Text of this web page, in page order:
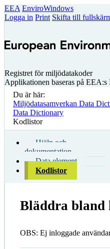
EEA EnviroWindows
Logga in Print Skifta till
Registret för miljödatakoder
Applikationen baseras på
Du är här:
Miljödatasamverkan Data
Data Dictionary
Kodlistor
Hjälp och
dokumentation
Data element
Kodlistor
Bläddra bland
OBS: Ej inloggade